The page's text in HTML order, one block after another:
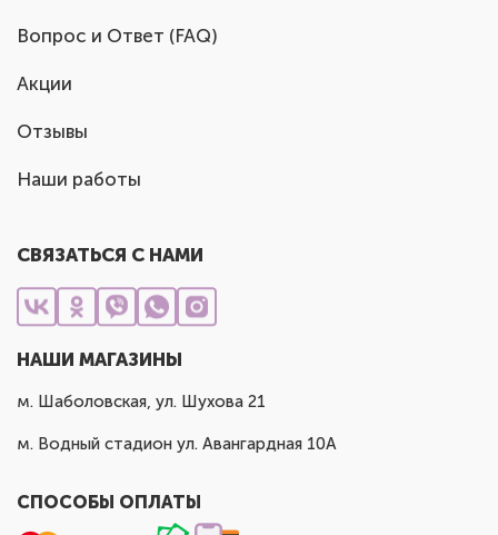
Вопрос и Ответ (FAQ)
Акции
Отзывы
Наши работы
СВЯЗАТЬСЯ С НАМИ
НАШИ МАГАЗИНЫ
м. Шаболовская, ул. Шухова 21
м. Водный стадион ул. Авангардная 10А
СПОСОБЫ ОПЛАТЫ